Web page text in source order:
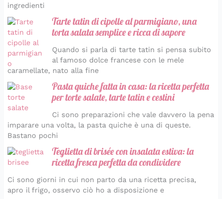
ingredienti
Tarte tatin di cipolle al parmigiano, una
torta salata semplice e ricca di sapore
Quando si parla di tarte tatin si pensa subito
al famoso dolce francese con le mele
caramellate, nato alla fine
Pasta quiche fatta in casa: la ricetta perfetta
per torte salate, tarte tatin e cestini
Ci sono preparazioni che vale davvero la pena
imparare una volta, la pasta quiche è una di queste.
Bastano pochi
Teglietta di brisée con insalata estiva: la
ricetta fresca perfetta da condividere
Ci sono giorni in cui non parto da una ricetta precisa,
apro il frigo, osservo ciò ho a disposizione e